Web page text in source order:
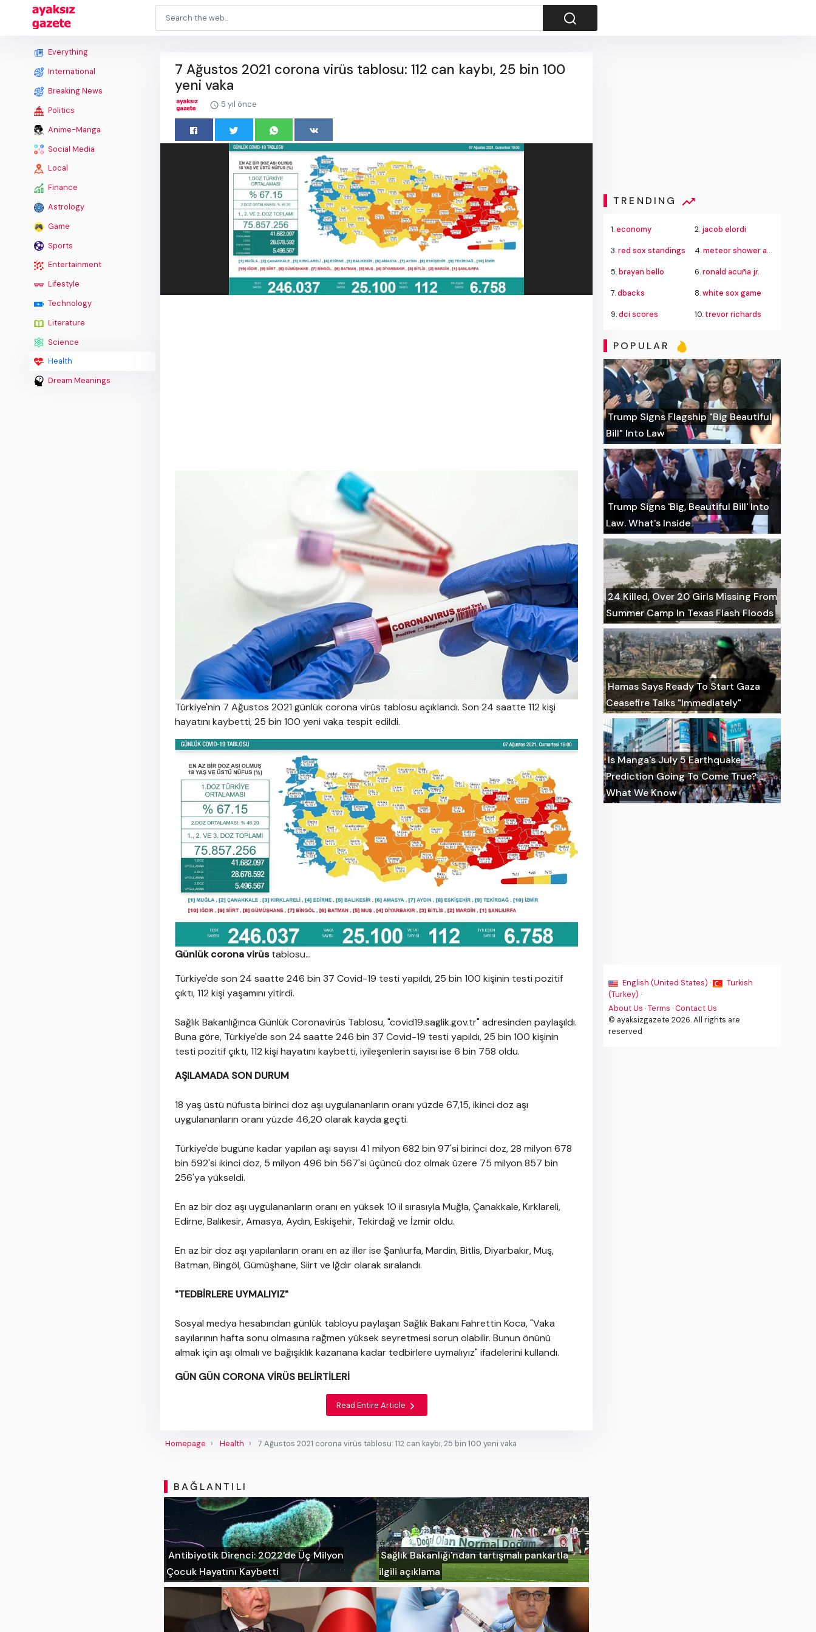
Everything
International
Breaking News
Politics
Anime-Manga
Social Media
Local
Finance
Astrology
Game
Sports
Entertainment
Lifestyle
Technology
Literature
Science
Health
Dream Meanings
7 Ağustos 2021 corona virüs tablosu: 112 can kaybı, 25 bin 100
yeni vaka
5 yıl önce
Türkiye'nin 7 Ağustos 2021 günlük corona virüs tablosu açıklandı. Son 24 saatte 112 kişi
hayatını kaybetti, 25 bin 100 yeni vaka tespit edildi.
Günlük corona virüstablosu...
Türkiye'de son 24 saatte 246 bin 37 Covid-19 testi yapıldı, 25 bin 100 kişinin testi pozitif
çıktı, 112 kişi yaşamını yitirdi.
Sağlık Bakanlığınca Günlük Coronavirüs Tablosu, "covid19.saglik.gov.tr" adresinden paylaşıldı.
Buna göre, Türkiye'de son 24 saatte 246 bin 37 Covid-19 testi yapıldı, 25 bin 100 kişinin
testi pozitif çıktı, 112 kişi hayatını kaybetti, iyileşenlerin sayısı ise 6 bin 758 oldu.
AŞILAMADA SON DURUM
18 yaş üstü nüfusta birinci doz aşı uygulananların oranı yüzde 67,15, ikinci doz aşı
uygulananların oranı yüzde 46,20 olarak kayda geçti.
Türkiye'de bugüne kadar yapılan aşı sayısı 41 milyon 682 bin 97'si birinci doz, 28 milyon 678
bin 592'si ikinci doz, 5 milyon 496 bin 567'si üçüncü doz olmak üzere 75 milyon 857 bin
256'ya yükseldi.
En az bir doz aşı uygulananların oranı en yüksek 10 il sırasıyla Muğla, Çanakkale, Kırklareli,
Edirne, Balıkesir, Amasya, Aydın, Eskişehir, Tekirdağ ve İzmir oldu.
En az bir doz aşı yapılanların oranı en az iller ise Şanlıurfa, Mardin, Bitlis, Diyarbakır, Muş,
Batman, Bingöl, Gümüşhane, Siirt ve Iğdır olarak sıralandı.
"TEDBİRLERE UYMALIYIZ"
Sosyal medya hesabından günlük tabloyu paylaşan Sağlık Bakanı Fahrettin Koca, "Vaka
sayılarının hafta sonu olmasına rağmen yüksek seyretmesi sorun olabilir. Bunun önünü
almak için aşı olmalı ve bağışıklık kazanana kadar tedbirlere uymalıyız" ifadelerini kullandı.
GÜN GÜN CORONA VİRÜS BELİRTİLERİ
Read Entire Article
Homepage Health 7 Ağustos 2021 corona virüs tablosu: 112 can kaybı, 25 bin 100 yeni vaka
BAĞLANTILI
Antibiyotik Direnci: 2022'de Üç Milyon
Çocuk Hayatını Kaybetti
Sağlık Bakanlığı'ndan tartışmalı pankartla
ilgili açıklama
TRENDING
1.economy 2. jacob elordi
3.red sox standings 4.meteor shower august 2026
5.brayan bello 6.ronald acuña jr.
7.dbacks 8.white sox game
9.dci scores 10. trevor richards
POPULAR
Trump Signs Flagship "Big Beautiful
Bill" Into Law
Trump Signs 'Big, Beautiful Bill' Into
Law. What's Inside
24 Killed, Over 20 Girls Missing From
Summer Camp In Texas Flash Floods
Hamas Says Ready To Start Gaza
Ceasefire Talks "Immediately"
Is Manga's July 5 Earthquake
Prediction Going To Come True?
What We Know
English (United States) ·
Turkish
(Turkey) ·
About Us ·Terms ·Contact Us
© ayaksizgazete 2026. All rights are
reserved